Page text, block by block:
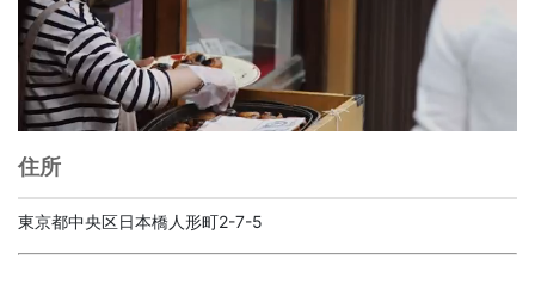
住所
東京都中央区日本橋人形町2-7-5